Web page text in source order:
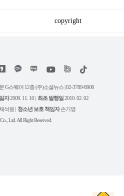
copyright
위
트
유
튜
틱
G스퀘어 12층 (주)소셜뉴스 | 02-3789-8900
자2009. 11. 10 | 최초 발행일 2010. 02. 02
석원 | 청소년 보호 책임자손기영
Ltd. All Right Reserved.